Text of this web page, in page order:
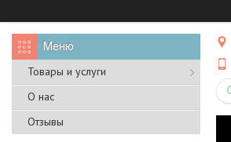
Товары и услуги
О нас
Отзывы